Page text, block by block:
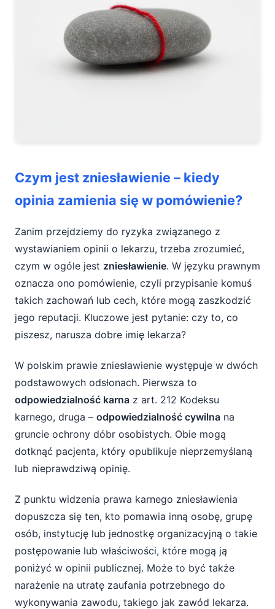
Czym jest zniesławienie – kiedy
opinia zamienia się w pomówienie?
Zanim przejdziemy do ryzyka związanego z
wystawianiem opinii o lekarzu, trzeba zrozumieć,
czym w ogóle jest zniesławienie. W języku prawnym
oznacza ono pomówienie, czyli przypisanie komuś
takich zachowań lub cech, które mogą zaszkodzić
jego reputacji. Kluczowe jest pytanie: czy to, co
piszesz, narusza dobre imię lekarza?
W polskim prawie zniesławienie występuje w dwóch
podstawowych odsłonach. Pierwsza to
odpowiedzialność karna z art. 212 Kodeksu
karnego, druga – odpowiedzialność cywilna na
gruncie ochrony dóbr osobistych. Obie mogą
dotknąć pacjenta, który opublikuje nieprzemyślaną
lub nieprawdziwą opinię.
Z punktu widzenia prawa karnego zniesławienia
dopuszcza się ten, kto pomawia inną osobę, grupę
osób, instytucję lub jednostkę organizacyjną o takie
postępowanie lub właściwości, które mogą ją
poniżyć w opinii publicznej. Może to być także
narażenie na utratę zaufania potrzebnego do
wykonywania zawodu, takiego jak zawód lekarza.